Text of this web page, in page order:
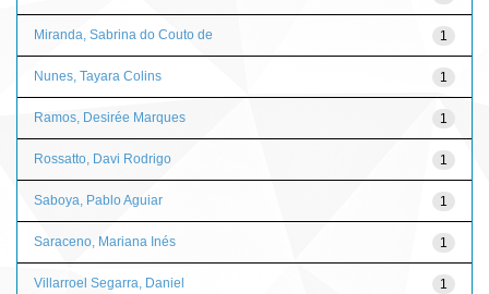
1
Miranda, Sabrina do Couto de
1
Nunes, Tayara Colins
1
Ramos, Desirée Marques
1
Rossatto, Davi Rodrigo
1
Saboya, Pablo Aguiar
1
Saraceno, Mariana Inés
1
Villarroel Segarra, Daniel